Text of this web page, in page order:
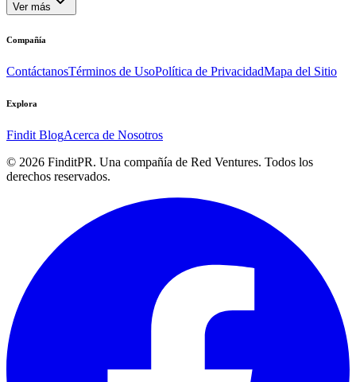
Ver más
Compañía
ContáctanosTérminos de UsoPolítica de PrivacidadMapa del Sitio
Explora
Findit BlogAcerca de Nosotros
© 2026 FinditPR. Una compañía de Red Ventures. Todos los
derechos reservados.